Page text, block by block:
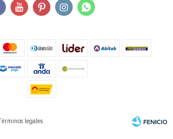
   
Términos legales